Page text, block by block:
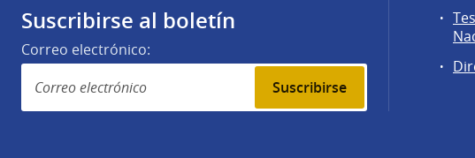
Suscribirse al boletín
Correo electrónico:
Suscribirse